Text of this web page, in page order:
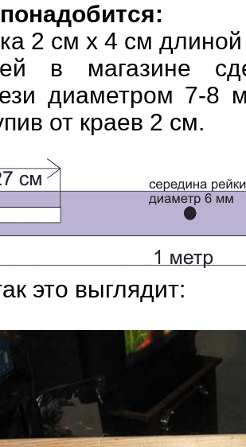
2 см х 4 см
в магазине
диаметром 7-8
от краев 2 см.
это выглядит: